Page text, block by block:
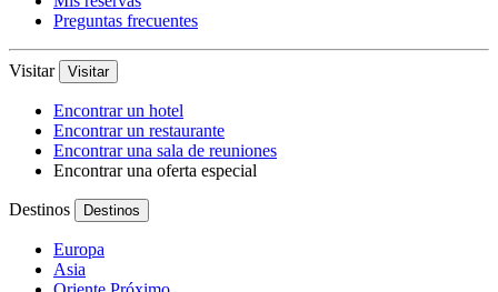
Preguntas frecuentes
Visitar Visitar
Encontrar un hotel
Encontrar un restaurante
Encontrar una sala de reuniones
Encontrar una oferta especial
Destinos Destinos
Europa
Asia